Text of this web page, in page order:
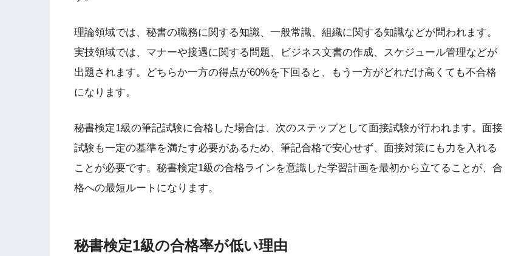
理論領域では、秘書の職務に関する知識、一般常識、組織に関する知識などが問われます。
実技領域では、マナーや接遇に関する問題、ビジネス文書の作成、スケジュール管理などが
出題されます。どちらか一方の得点が60%を下回ると、もう一方がどれだけ高くても不合格
になります。
秘書検定1級の筆記試験に合格した場合は、次のステップとして面接試験が行われます。面接
試験も一定の基準を満たす必要があるため、筆記合格で安心せず、面接対策にも力を入れる
ことが必要です。秘書検定1級の合格ラインを意識した学習計画を最初から立てることが、合
格への最短ルートになります。
秘書検定1級の合格率が低い理由